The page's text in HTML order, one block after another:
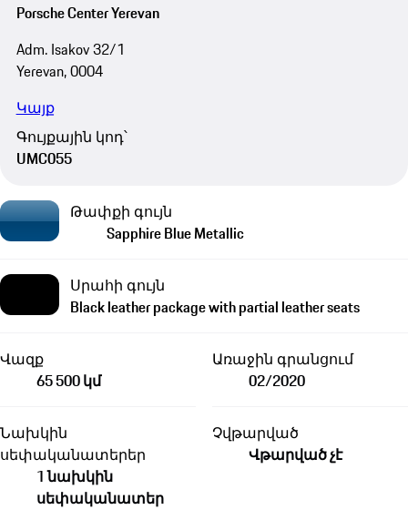
Porsche Center Yerevan
Adm. Isakov 32/1
Yerevan, 0004
Կայք
Գույքային կոդ՝
UMC055
Թափքի գույն
Sapphire Blue Metallic
Սրահի գույն
Black leather package with partial leather seats
Վազք
65 500 կմ
Առաջին գրանցում
02/2020
Նախկին
սեփականատերեր
1 նախկին
սեփականատեր
Չվթարված
Վթարված չէ